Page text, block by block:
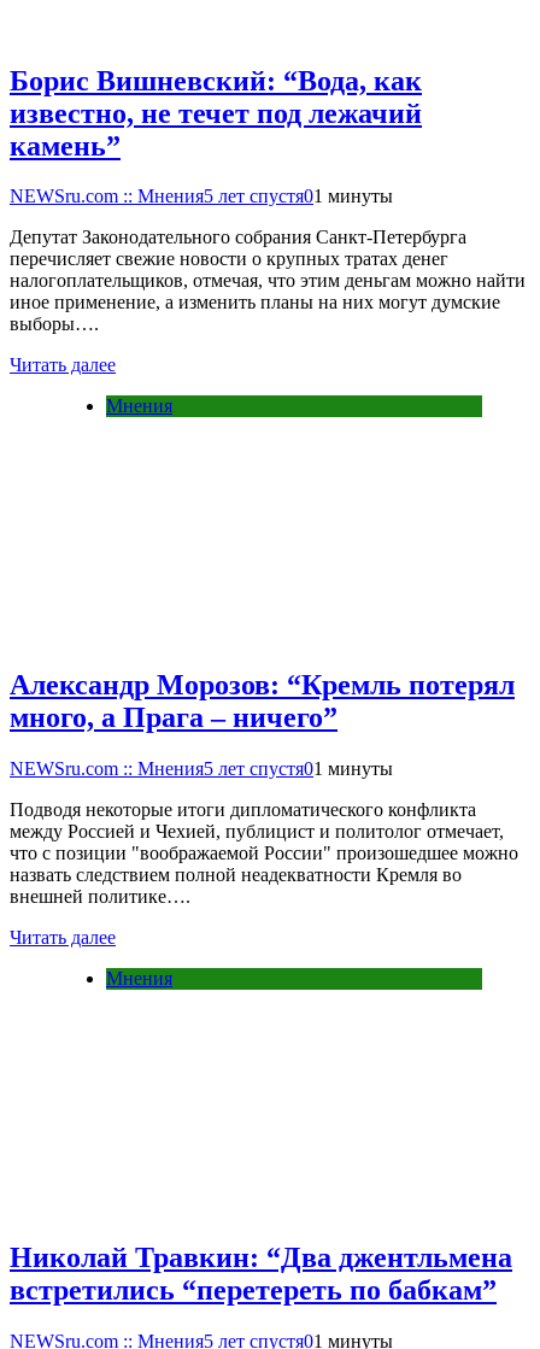
Борис Вишневский: “Вода, как
известно, не течет под лежачий
камень”
NEWSru.com :: Мнения5 лет спустя01 минуты
Депутат Законодательного собрания Санкт-Петербурга
перечисляет свежие новости о крупных тратах денег
налогоплательщиков, отмечая, что этим деньгам можно найти
иное применение, а изменить планы на них могут думские
выборы….
Читать далее
Мнения
Александр Морозов: “Кремль потерял
много, а Прага – ничего”
NEWSru.com :: Мнения5 лет спустя01 минуты
Подводя некоторые итоги дипломатического конфликта
между Россией и Чехией, публицист и политолог отмечает,
что с позиции "воображаемой России" произошедшее можно
назвать следствием полной неадекватности Кремля во
внешней политике….
Читать далее
Мнения
Николай Травкин: “Два джентльмена
встретились “перетереть по бабкам”
NEWSru.com :: Мнения5 лет спустя01 минуты